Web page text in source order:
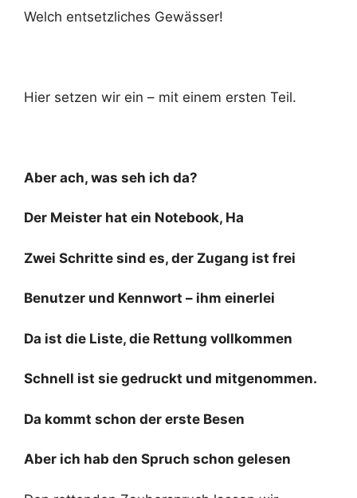
Welch entsetzliches Gewässer!
Hier setzen wir ein – mit einem ersten Teil.
Aber ach, was seh ich da?
Der Meister hat ein Notebook, Ha
Zwei Schritte sind es, der Zugang ist frei
Benutzer und Kennwort – ihm einerlei
Da ist die Liste, die Rettung vollkommen
Schnell ist sie gedruckt und mitgenommen.
Da kommt schon der erste Besen
Aber ich hab den Spruch schon gelesen